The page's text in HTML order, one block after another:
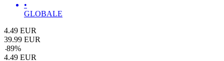
•
GLOBALE
4.49 EUR
39.99 EUR
-89%
4.49 EUR